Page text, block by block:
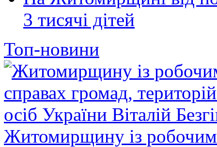
3 тисячі дітей
Топ-новини
Житомирщину із робочим